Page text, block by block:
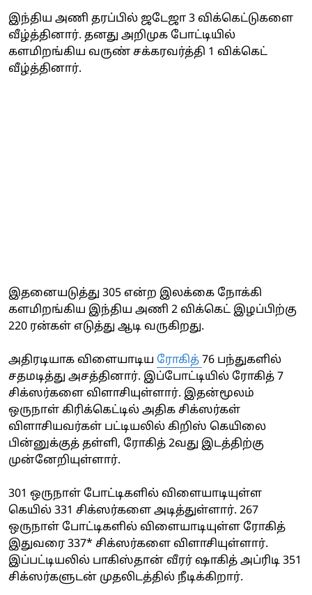
இந்திய அணி தரப்பில் ஜடேஜா 3 விக்கெட்டுகளை
வீழ்த்தினார். தனது அறிமுக போட்டியில்
களமிறங்கிய வருண் சக்கரவர்த்தி 1 விக்கெட்
வீழ்த்தினார்.
இதனையடுத்து 305 என்ற இலக்கை நோக்கி
களமிறங்கிய இந்திய அணி 2 விக்கெட் இழப்பிற்கு
220 ரன்கள் எடுத்து ஆடி வருகிறது.
அதிரடியாக விளையாடிய ரோகித் 76 பந்துகளில்
சதமடித்து அசத்தினார். இப்போட்டியில் ரோகித் 7
சிக்ஸர்களை விளாசியுள்ளார். இதன்மூலம்
ஒருநாள் கிரிக்கெட்டில் அதிக சிக்ஸர்கள்
விளாசியவர்கள் பட்டியலில் கிறிஸ் கெயிலை
பின்னுக்குத் தள்ளி, ரோகித் 2வது இடத்திற்கு
முன்னேறியுள்ளார்.
301 ஒருநாள் போட்டிகளில் விளையாடியுள்ள
கெயில் 331 சிக்ஸர்களை அடித்துள்ளார். 267
ஒருநாள் போட்டிகளில் விளையாடியுள்ள ரோகித்
இதுவரை 337* சிக்ஸர்களை விளாசியுள்ளார்.
இப்பட்டியலில் பாகிஸ்தான் வீரர் ஷாகித் அப்ரிடி 351
சிக்ஸர்களுடன் முதலிடத்தில் நீடிக்கிறார்.